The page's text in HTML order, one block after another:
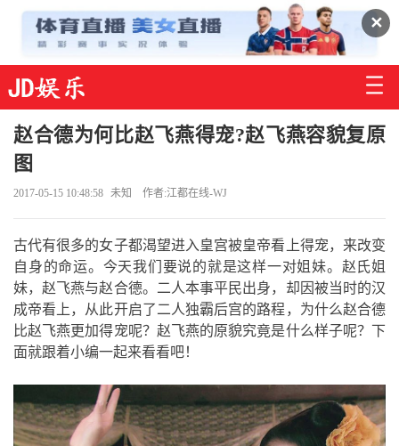
✕
赵合德为何比赵飞燕得宠?赵飞燕容貌复原
图
2017-05-15 10:48:58 未知 作者:江都在线-WJ
古代有很多的女子都渴望进入皇宫被皇帝看上得宠，来改变
自身的命运。今天我们要说的就是这样一对姐妹。赵氏姐
妹，赵飞燕与赵合德。二人本事平民出身，却因被当时的汉
成帝看上，从此开启了二人独霸后宫的路程，为什么赵合德
比赵飞燕更加得宠呢？赵飞燕的原貌究竟是什么样子呢？下
面就跟着小编一起来看看吧！